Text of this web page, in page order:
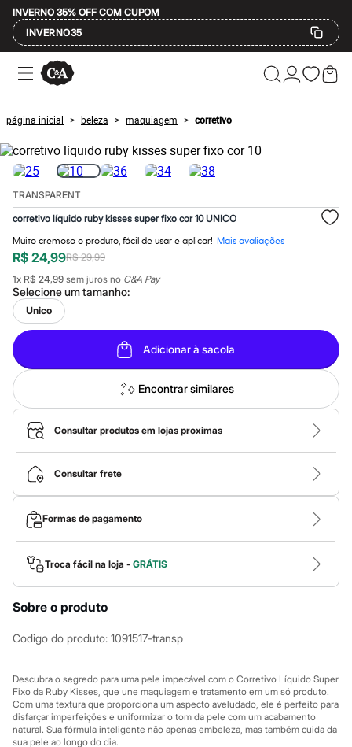
INVERNO 35% OFF COM CUPOM
INVERNO35
Ofertas
Compre por Departamento
Masculino
Infantil
Calçados
Mindse7
Plus Size
Até 40% off
Até 60% off
A partir de 60% off
Feminino
Em alta
Inverno
Alfaiataria
Novidades
Roupas
Blusas e Camisetas
Básicos
Calças
Casacos e Jaquetas
Jeans
Macacões
Saias
Shorts e Bermudas
Vestidos
Acessórios
Bolsas
Bonés e Chapéus
Bijoux
Cintos
Óculos
Relógios
Calçados
Botas
Chinelos
Sandálias
Tênis
Clock House
Mindset
Sawary
Yessica
Moda esportiva
página inicial > beleza > maquiagem > corretivo
TRANSPARENT
corretivo líquido ruby kisses super fixo cor 10 UNICO
Muito cremoso o produto, fácil de usar e aplicar! Mais avaliações
R$ 24,99R$ 29,99
1x R$ 24,99 sem juros no C&A Pay
Selecione umtamanho:
Unico
Adicionar à sacola
Encontrar similares
Consultar produtos em lojas proximas
Consultar frete
Formas de pagamento
Troca fácil na loja - GRÁTIS
Sobre o produto
Codigo do produto: 1091517-transp
Descubra o segredo para uma pele impecável com o Corretivo Líquido Super
Fixo da Ruby Kisses, que une maquiagem e tratamento em um só produto.
Com uma textura que proporciona um aspecto aveludado, ele é perfeito para
disfarçar imperfeições e uniformizar o tom da pele com um acabamento
natural. Sua fórmula inteligente não apenas embeleza, mas também cuida da
sua pele ao longo do dia.